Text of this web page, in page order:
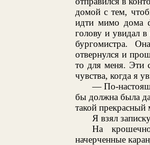
домой с тем,
идти мимо дома
голову и увидал
бургомистра.
отвернулся и
то для меня. Эти
чувства, когда я
— По-
бы должна была
такой
Я взял
На
начерченные